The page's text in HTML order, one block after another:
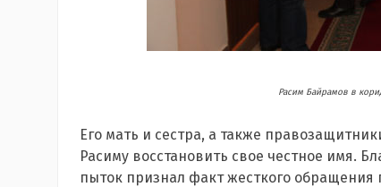
Расим Байрамов в
Его мать и сестра, а также
Расиму восстановить свое честное имя.
пыток признал факт жесткого